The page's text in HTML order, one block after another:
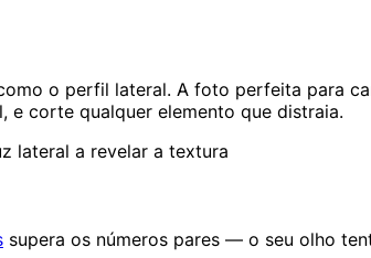
o perfil lateral. A foto perfeita para
e corte qualquer elemento que distraia.
lateral a revelar a textura
supera os números pares — o seu olho